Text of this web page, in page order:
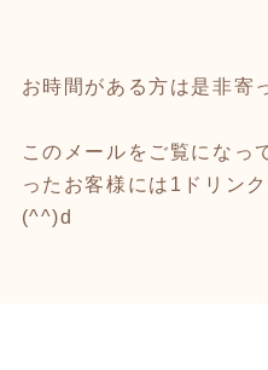
お時間がある方は是非寄
このメールをご覧になっ
ったお客様には1ドリン
(^^)d